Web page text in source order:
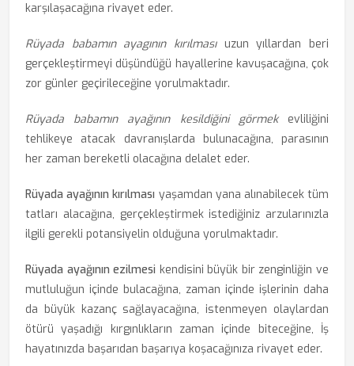
karşılaşacağına rivayet eder.
Rüyada babamın ayagının kırılmasıuzun yıllardan beri
gerçekleştirmeyi düşündüğü hayallerine kavuşacağına, çok
zor günler geçirileceğine yorulmaktadır.
Rüyada babamın ayağının kesildiğini görmekevliliğini
tehlikeye atacak davranışlarda bulunacağına, parasının
her zaman bereketli olacağına delalet eder.
Rüyada ayağının kırılması yaşamdan yana alınabilecek tüm
tatları alacağına, gerçekleştirmek istediğiniz arzularınızla
ilgili gerekli potansiyelin olduğuna yorulmaktadır.
Rüyada ayağının ezilmesi kendisini büyük bir zenginliğin ve
mutluluğun içinde bulacağına, zaman içinde işlerinin daha
da büyük kazanç sağlayacağına, istenmeyen olaylardan
ötürü yaşadığı kırgınlıkların zaman içinde biteceğine, İş
hayatınızda başarıdan başarıya koşacağınıza rivayet eder.